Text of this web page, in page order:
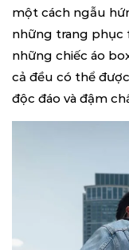
một cách ngẫu
những trang phục
những chiếc áo
cả đều có thể
độc đáo và đậm